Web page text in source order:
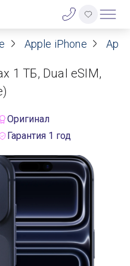
Apple iPhone
1 ТБ, Dual eSIM,
Оригинал
Гарантия 1 год